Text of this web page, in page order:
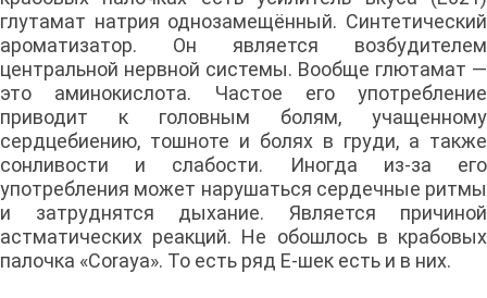
глутамат натрия однозамещённый. Синтетический
ароматизатор. Он является возбудителем
центральной нервной системы. Вообще глютамат —
это аминокислота. Частое его употребление
приводит к головным болям, учащенному
сердцебиению, тошноте и болях в груди, а также
сонливости и слабости. Иногда из-за его
употребления может нарушаться сердечные ритмы
и затруднятся дыхание. Является причиной
астматических реакций. Не обошлось в крабовых
палочка «Coraya». То есть ряд Е-шек есть и в них.